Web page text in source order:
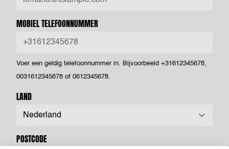
MOBIEL TELEFOONNUMMER
Voer een geldig telefoonnummer in. Bijvoorbeeld +31612345678,
0031612345678 of 0612345678.
LAND
POSTCODE